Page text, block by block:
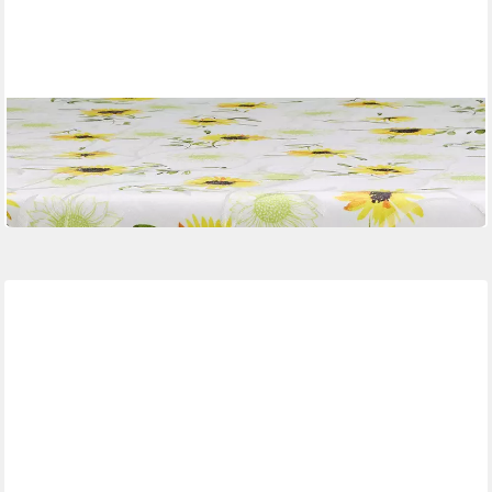
ERWIN MÜLLER
Mitteldecke Mitteldecke "Sonnenblume"
Mehrere Größen
ab 23,95 €
in 2-3 Werktagen bei dir